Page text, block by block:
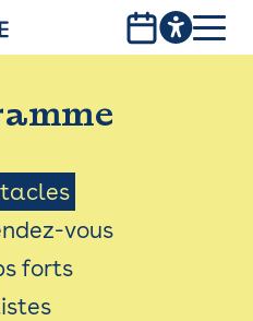
vous
forts